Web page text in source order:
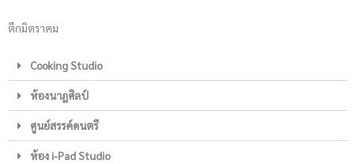
ตึกมิตราคม
Cooking Studio
ห้องนาฎศิลป์
ศูนย์สรรค์ดนตรี
ห้อง i-Pad Studio